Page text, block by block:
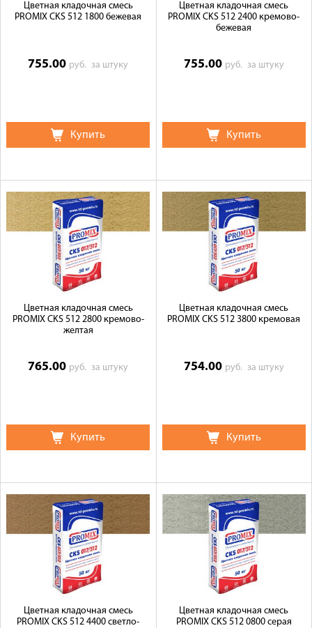
Цветная кладочная смесь
PROMIX CKS 512 1800 бежевая
755.00 руб.за штуку
Купить
Цветная кладочная смесь
PROMIX CKS 512 2400 кремово-
бежевая
755.00 руб. за штуку
Купить
Цветная кладочная смесь
PROMIX CKS 512 2800 кремово-
желтая
765.00 руб.за штуку
Купить
Цветная кладочная смесь
PROMIX CKS 512 3800 кремовая
754.00 руб. за штуку
Купить
Цветная кладочная смесь
PROMIX CKS 512 4400 светло-
Цветная кладочная смесь
PROMIX CKS 512 0800 серая